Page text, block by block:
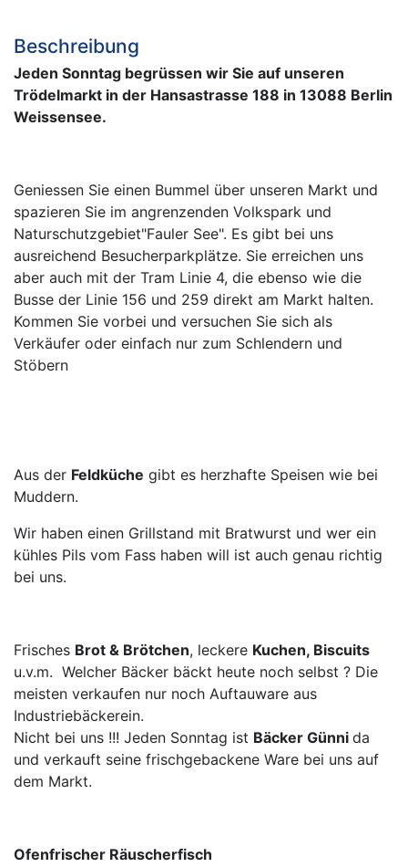
Beschreibung
Jeden Sonntag begrüssen wir Sie auf unseren
Trödelmarkt in der Hansastrasse 188 in 13088 Berlin
Weissensee.
Geniessen Sie einen Bummel über unseren Markt und
spazieren Sie im angrenzenden Volkspark und
Naturschutzgebiet"Fauler See". Es gibt bei uns
ausreichend Besucherparkplätze. Sie erreichen uns
aber auch mit der Tram Linie 4, die ebenso wie die
Busse der Linie 156 und 259 direkt am Markt halten.
Kommen Sie vorbei und versuchen Sie sich als
Verkäufer oder einfach nur zum Schlendern und
Stöbern
Aus der Feldküche gibt es herzhafte Speisen wie bei
Muddern.
Wir haben einen Grillstand mit Bratwurst und wer ein
kühles Pils vom Fass haben will ist auch genau richtig
bei uns.
Frisches Brot & Brötchen, leckere Kuchen, Biscuits
u.v.m. Welcher Bäcker bäckt heute noch selbst ? Die
meisten verkaufen nur noch Auftauware aus
Industriebäckerein.
Nicht bei uns !!! Jeden Sonntag ist Bäcker Günni da
und verkauft seine frischgebackene Ware bei uns auf
dem Markt.
Ofenfrischer Räuscherfisch